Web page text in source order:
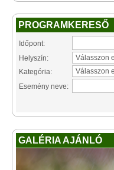
PROGRAMKERESŐ
Időpont:
Helyszín:
Kategória:
Esemény neve:
GALÉRIA AJÁNLÓ